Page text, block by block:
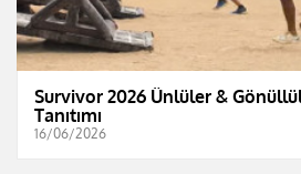
Survivor 2026 Ünlüler &
Tanıtımı
16/06/2026